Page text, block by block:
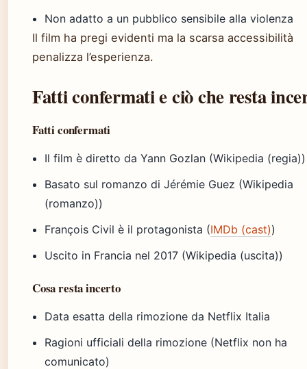
Non adatto a un pubblico sensibile alla violenza
Il film ha pregi evidenti ma la scarsa accessibilità
penalizza l’esperienza.
Fatti confermati e ciò che resta
Fatti confermati
Il film è diretto da Yann Gozlan (Wikipedia (regia))
Basato sul romanzo di Jérémie Guez (Wikipedia
(romanzo))
François Civil è il protagonista (IMDb (cast))
Uscito in Francia nel 2017 (Wikipedia (uscita))
Cosa resta incerto
Data esatta della rimozione da Netflix Italia
Ragioni ufficiali della rimozione (Netflix non ha
comunicato)